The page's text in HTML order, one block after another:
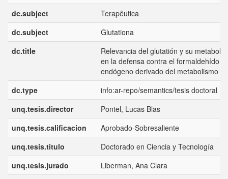
dc.subject
Terapêutica
dc.subject
Glutationa
dc.title
Relevancia del glutatión y su
en la defensa contra el formaldehído
endógeno derivado del metabolismo
dc.type
info:ar-repo/semantics/tesis doctoral
unq.tesis.director
Pontel, Lucas Blas
unq.tesis.calificacion
Aprobado-Sobresaliente
unq.tesis.titulo
Doctorado en Ciencia y Tecnología
unq.tesis.jurado
Liberman, Ana Clara